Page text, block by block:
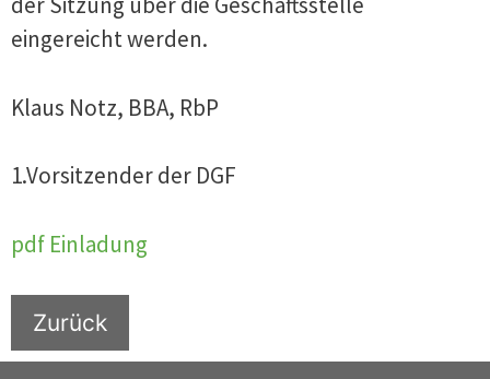
eingereicht werden.
Klaus Notz, BBA, RbP
1.Vorsitzender der DGF
pdf Einladung
Zurück